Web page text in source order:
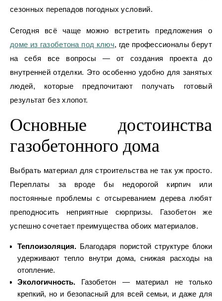
сезонных перепадов погодных условий.
Сегодня всё чаще можно встретить предложения о
доме из газобетона под ключ, где профессионалы берут
на себя все вопросы — от создания проекта до
внутренней отделки. Это особенно удобно для занятых
людей, которые предпочитают получать готовый
результат без хлопот.
Основные достоинства
газобетонного дома
Выбрать материал для строительства не так уж просто.
Переплаты за вроде бы недорогой кирпич или
постоянные проблемы с отсыреванием дерева любят
преподносить неприятные сюрпризы. Газобетон же
успешно сочетает преимущества обоих материалов.
Теплоизоляция. Благодаря пористой структуре блоки
удерживают тепло внутри дома, снижая расходы на
отопление.
Экологичность. Газобетон — материал не только
крепкий, но и безопасный для всей семьи, и даже для